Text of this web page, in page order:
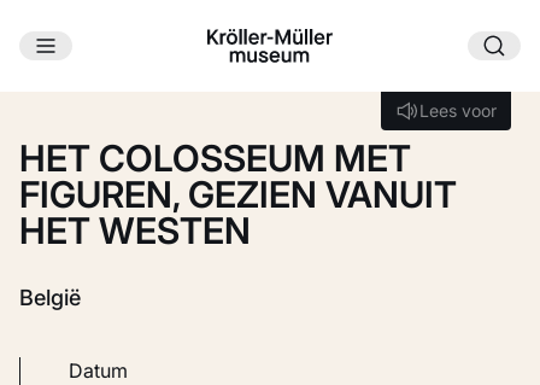
Ga naar hoofdinhoud
Lees voor
Lees voor
HET COLOSSEUM MET
FIGUREN, GEZIEN VANUIT
HET WESTEN
België
Datum